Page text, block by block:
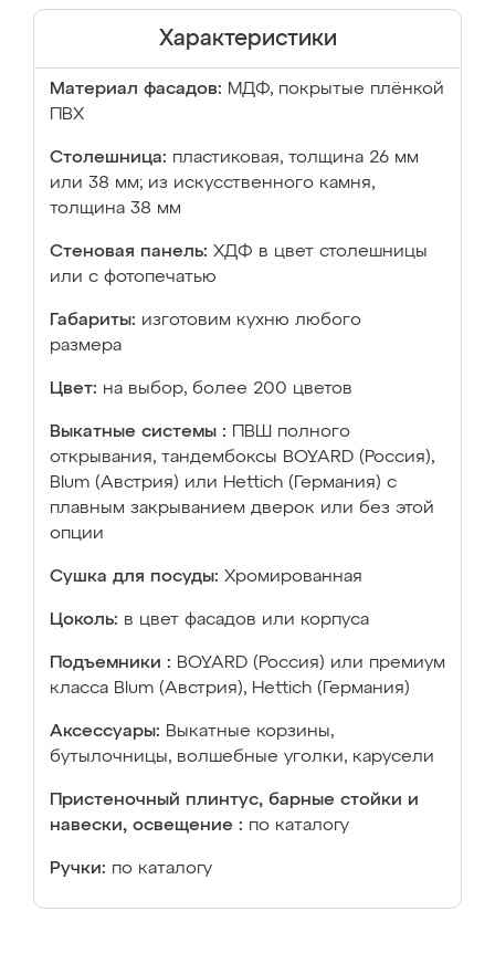
Характеристики
Материал фасадов: МДФ, покрытые плёнкой
ПВХ
Столешница: пластиковая, толщина 26 мм
или 38 мм; из искусственного камня,
толщина 38 мм
Стеновая панель: ХДФ в цвет столешницы
или с фотопечатью
Габариты: изготовим кухню любого
размера
Цвет: на выбор, более 200 цветов
Выкатные системы :
ПВШ полного
открывания, тандембоксы BOYARD (Россия),
Blum (Австрия) или Hettich (Германия) с
плавным закрыванием дверок или без этой
опции
Сушка для посуды: Хромированная
Цоколь: в цвет фасадов или корпуса
Подъемники : BOYARD (Россия) или премиум
класса Blum (Австрия), Hettich (Германия)
Аксессуары: Выкатные корзины,
бутылочницы, волшебные уголки, карусели
Пристеночный плинтус, барные стойки и
навески, освещение : по каталогу
Ручки: по каталогу